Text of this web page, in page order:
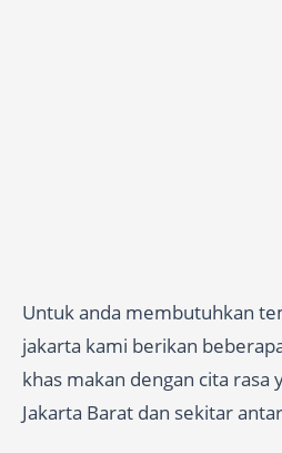
Untuk anda membutuhkan
jakarta kami berikan
khas makan dengan cita rasa
Jakarta Barat dan sekitar